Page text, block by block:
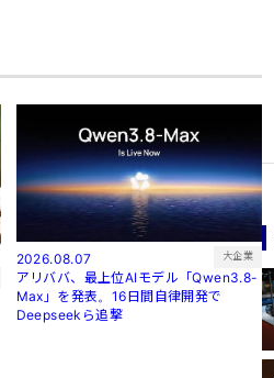
2026.08.07 大企業
アリババ、最上位AIモデル「Qwen3.8-
Max」を発表。16日間自律開発で
Deepseekら追撃